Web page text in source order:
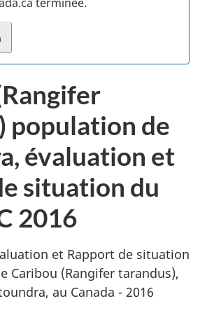
population de
évaluation et
situation du
2016
et Rapport de situation
Caribou (Rangifer tarandus),
au Canada - 2016